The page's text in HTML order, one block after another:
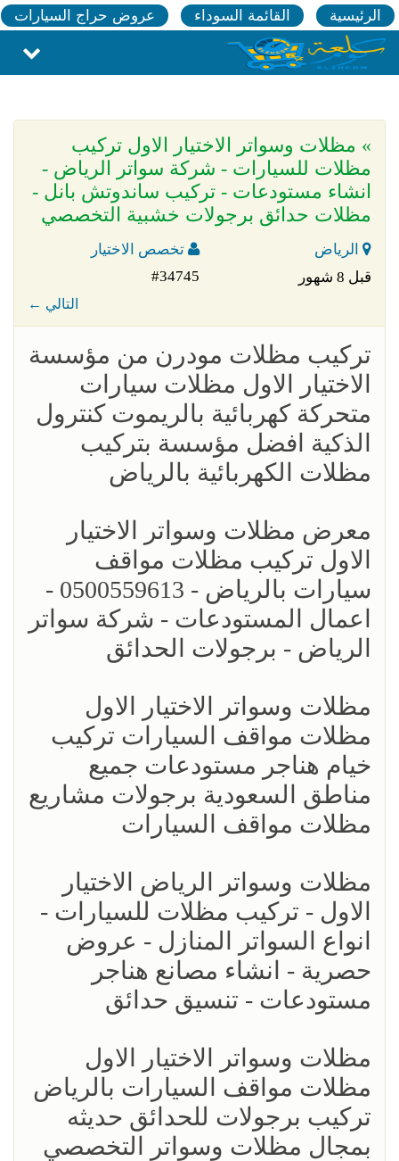
الرئيسية القائمة السوداء عروض حراج السيارات
» مظلات وسواتر الاختيار الاول تركيب
مظلات للسيارات - شركة سواتر الرياض -
انشاء مستودعات - تركيب ساندوتش بانل -
مظلات حدائق برجولات خشبية التخصصي
الرياض
تخصص الاختيار
قبل 8 شهور
#34745
← التالي
تركيب مظلات مودرن من مؤسسة
الاختيار الاول مظلات سيارات
متحركة كهربائية بالريموت كنترول
الذكية افضل مؤسسة بتركيب
مظلات الكهربائية بالرياض
معرض مظلات وسواتر الاختيار
الاول تركيب مظلات مواقف
سيارات بالرياض - 0500559613 -
اعمال المستودعات - شركة سواتر
الرياض - برجولات الحدائق
مظلات وسواتر الاختيار الاول
مظلات مواقف السيارات تركيب
خيام هناجر مستودعات جميع
مناطق السعودية برجولات مشاريع
مظلات مواقف السيارات
مظلات وسواتر الرياض الاختيار
الاول - تركيب مظلات للسيارات -
انواع السواتر المنازل - عروض
حصرية - انشاء مصانع هناجر
مستودعات - تنسيق حدائق
مظلات وسواتر الاختيار الاول
مظلات مواقف السيارات بالرياض
تركيب برجولات للحدائق حديثه
بمجال مظلات وسواتر التخصصي